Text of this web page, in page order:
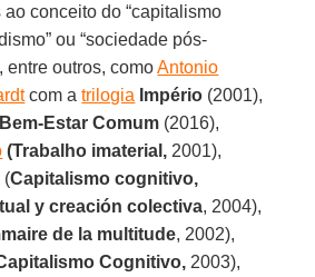
conceito do “capitalismo
ou “sociedade pós-
entre outros, comoAntonio
com atrilogia Império (2001),
Bem-Estar Comum (2016),
(Trabalho imaterial, 2001),
(Capitalismo cognitivo,
y creación colectiva, 2004),
de la multitude, 2002),
Cognitivo, 2003),